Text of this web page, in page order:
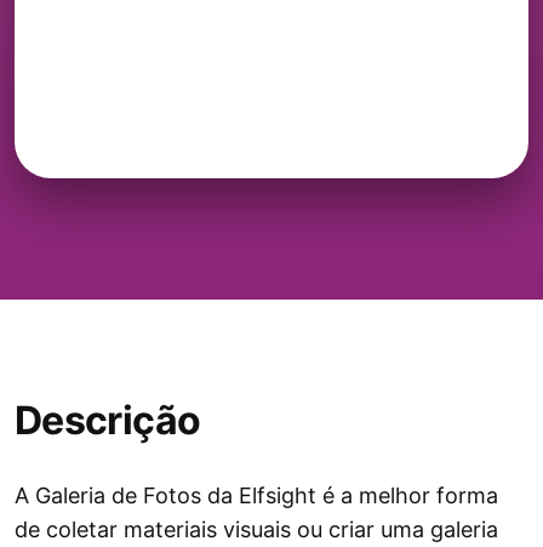
Descrição
A Galeria de Fotos da Elfsight é a melhor forma
de coletar materiais visuais ou criar uma galeria